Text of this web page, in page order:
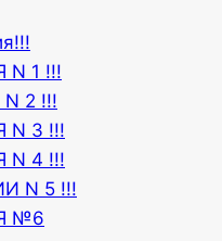
1 !!!
2 !!!
3 !!!
4 !!!
N 5 !!!
№6